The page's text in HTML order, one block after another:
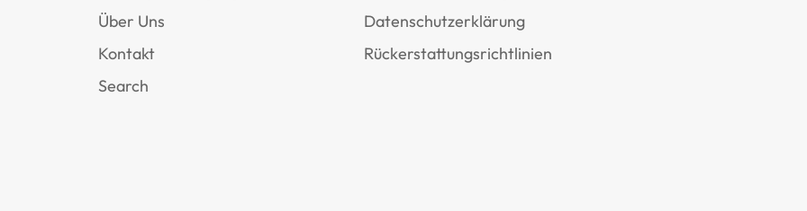
Über Uns
Kontakt
Search
Datenschutzerklärung
Rückerstattungsrichtlinien